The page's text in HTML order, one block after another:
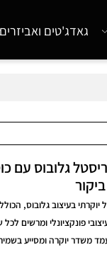
ואביזרים
גלובוס עם
בעיצוב גלובוס, הכולל
פונקציונלי ומרשים לכל
יוקרה ומסייע בשמירה